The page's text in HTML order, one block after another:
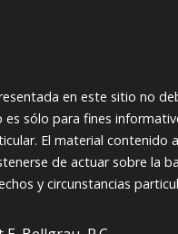
en este sitio no
sólo para fines
El material contenido
de actuar sobre la
y circunstancias